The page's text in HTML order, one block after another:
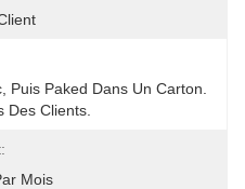
Puis Paked Dans Un Carton.
Des Clients.
Mois